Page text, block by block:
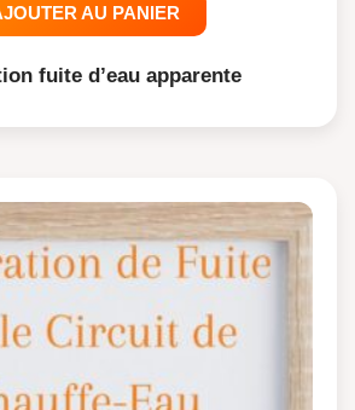
AU PANIER
fuite d’eau apparente